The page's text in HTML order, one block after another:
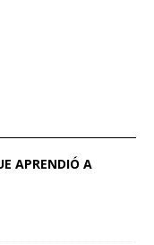
APRENDIÓ A